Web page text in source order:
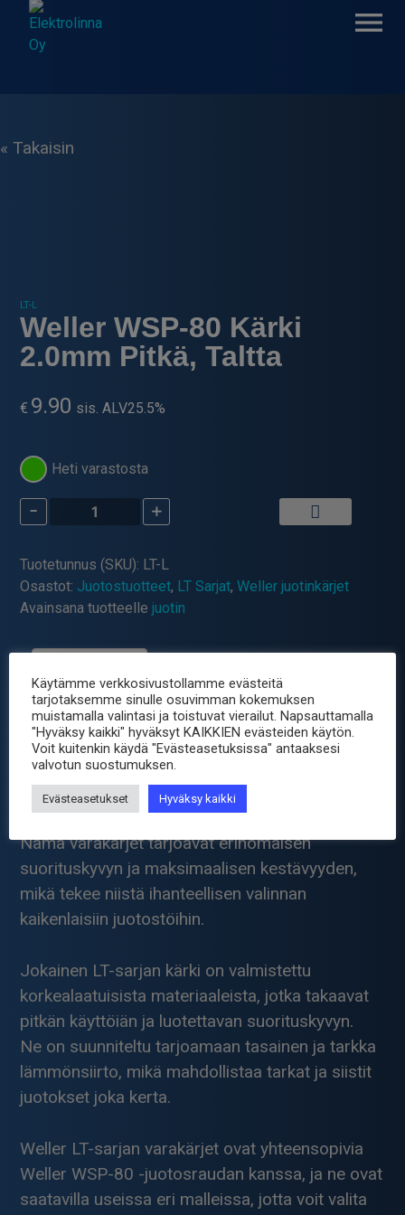
content
« Takaisin
LT-L
Weller WSP-80 Kärki
2.0mm Pitkä, Taltta
€ 9.90 sis. ALV25.5%
Heti varastosta
-
Weller
WSP-
Kärki
2.0mm
Pitkä,
+
Tuotetunnus (SKU): LT-L
Osastot: Juotostuotteet, LT Sarjat,Weller juotinkärjet
Avainsana tuotteellejuotin
Weller LT-sarjan varakärjet
ovat huippuluokan juotosratkaisuja, jotka on
suunniteltu erityisesti käytettäväksi Weller WSP-
80 -juotosraudan kanssa.
Nämä varakärjet tarjoavat erinomaisen
suorituskyvyn ja maksimaalisen kestävyyden,
mikä tekee niistä ihanteellisen valinnan
kaikenlaisiin juotostöihin.
Jokainen LT-sarjan kärki on valmistettu
korkealaatuisista materiaaleista, jotka takaavat
pitkän käyttöiän ja luotettavan suorituskyvyn.
Ne on suunniteltu tarjoamaan tasainen ja tarkka
lämmönsiirto, mikä mahdollistaa tarkat ja siistit
juotokset joka kerta.
Weller LT-sarjan varakärjet ovat yhteensopivia
Weller WSP-80 -juotosraudan kanssa, ja ne ovat
saatavilla useissa eri malleissa, jotta voit valita
Käytämme verkkosivustollamme evästeitä
tarjotaksemme sinulle osuvimman kokemuksen
muistamalla valintasi ja toistuvat vierailut. Napsauttamalla
"Hyväksy kaikki" hyväksyt KAIKKIEN evästeiden käytön.
Voit kuitenkin käydä "Evästeasetuksissa" antaaksesi
valvotun suostumuksen.
Evästeasetukset Hyväksy kaikki